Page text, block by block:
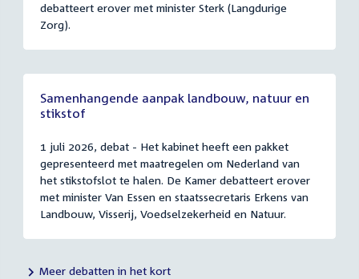
debatteert erover met minister Sterk (Langdurige
Zorg).
Samenhangende aanpak landbouw, natuur en
stikstof
1 juli 2026, debat - Het kabinet heeft een pakket
gepresenteerd met maatregelen om Nederland van
het stikstofslot te halen. De Kamer debatteert erover
met minister Van Essen en staatssecretaris Erkens van
Landbouw, Visserij, Voedselzekerheid en Natuur.
Meer debatten in het kort